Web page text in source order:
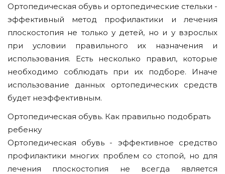
Ортопедическая обувь и ортопедические стельки -
эффективный метод профилактики и лечения
плоскостопия не только у детей, но и у взрослых
при условии правильного их назначения и
использования. Есть несколько правил, которые
необходимо соблюдать при их подборе. Иначе
использование данных ортопедических средств
будет неэффективным.
Ортопедическая обувь. Как правильно подобрать
ребенку
Ортопедическая обувь - эффективное средство
профилактики многих проблем со стопой, но для
лечения плоскостопия не всегда является